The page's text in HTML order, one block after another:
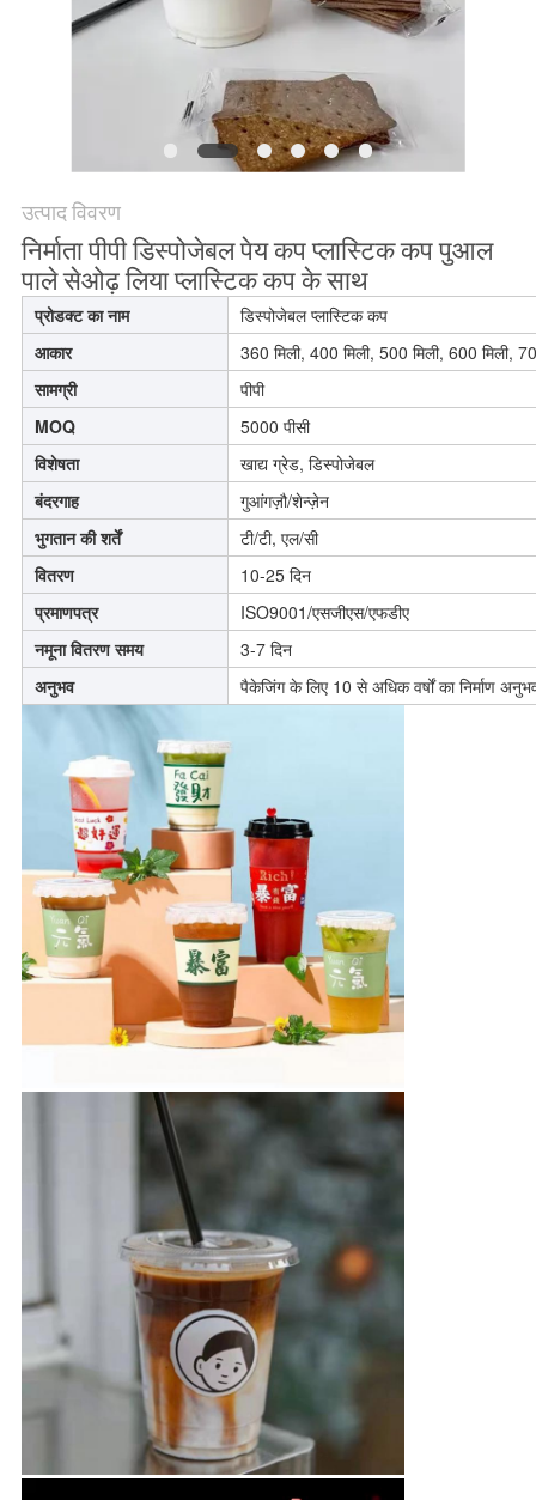
उत्पाद विवरण
निर्माता पीपी डिस्पोजेबल पेय कप प्लास्टिक कप पुआल
पाले सेओढ़ लिया प्लास्टिक कप के साथ
प्रोडक्ट का नाम
डिस्पोजेबल प्लास्टिक कप
आकार
360 मिली, 400 मिली, 500 मिली, 600 मिली,
सामग्री
पीपी
MOQ
5000 पीसी
विशेषता
खाद्य ग्रेड, डिस्पोजेबल
बंदरगाह
गुआंगज़ौ/शेन्ज़ेन
भुगतान की शर्तें
टी/टी, एल/सी
वितरण
10-25 दिन
प्रमाणपत्र
ISO9001/एसजीएस/एफडीए
नमूना वितरण समय
3-7 दिन
अनुभव
पैकेजिंग के लिए 10 से अधिक वर्षों का निर्माण